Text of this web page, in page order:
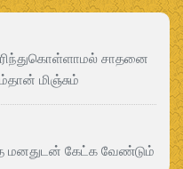
சாதனை
மிஞ்சும்
மனதுடன் கேட்க வேண்டும்